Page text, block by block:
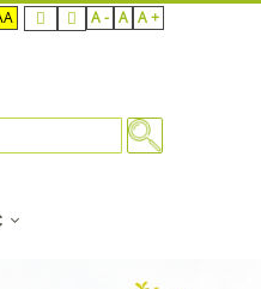
A - A A +